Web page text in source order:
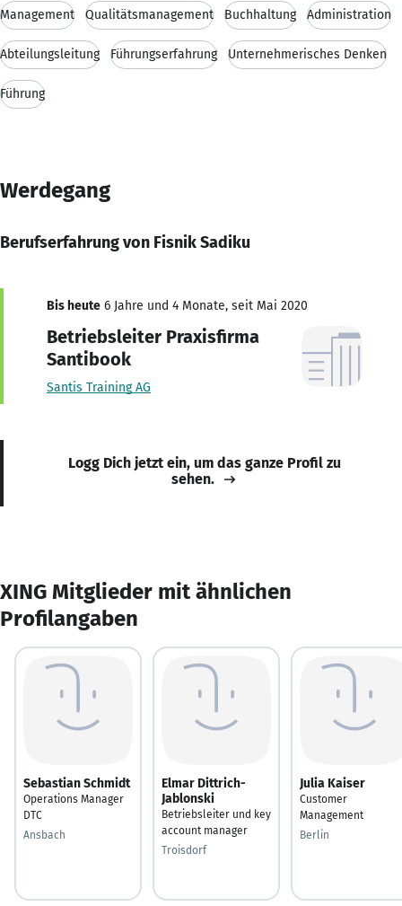
Management Qualitätsmanagement Buchhaltung Administration
Abteilungsleitung Führungserfahrung Unternehmerisches Denken
Führung
Werdegang
Berufserfahrung von Fisnik Sadiku
Bis heute 6 Jahre und 4 Monate, seit Mai 2020
Betriebsleiter Praxisfirma
Santibook
Santis Training AG
Logg Dich jetzt ein, um das ganze Profil zu
sehen.
XING Mitglieder mit ähnlichen
Profilangaben
Sebastian Schmidt
Operations Manager
DTC
Ansbach
Elmar Dittrich-
Jablonski
Betriebsleiter und key
account manager
Troisdorf
Julia Kaiser
Customer
Management
Berlin